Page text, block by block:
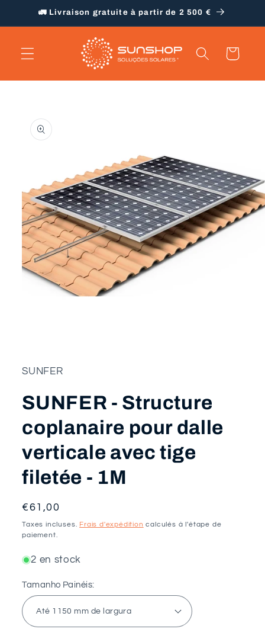
passer
au
🚛 Livraison gratuite à partir de 2 500 €
Panier
informations
produits
dans
modale
SUNFER
SUNFER - Structure
coplanaire pour dalle
verticale avec tige
filetée - 1M
Prix
habituel
€61,00
Taxes incluses. Frais d'expédition calculés à l'étape de
paiement.
2 en stock
Tamanho Painéis: